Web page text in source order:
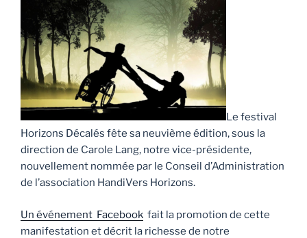
Le festival
Horizons Décalés fête sa neuvième édition, sous la
direction de Carole Lang, notre vice-présidente,
nouvellement nommée par le Conseil d’Administration
de l’association HandiVers Horizons.
Un événement Facebook fait la promotion de cette
manifestation et décrit la richesse de notre